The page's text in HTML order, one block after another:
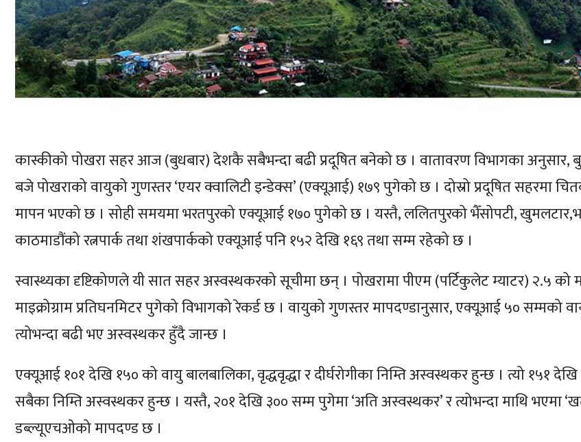
कास्कीको पोखरा सहर आज (बुधबार) देशकै सबैभन्दा बढी प्रदूषित बनेको छ । वातावरण विभागका अनुसार,
बजे पोखराको वायुको गुणस्तर ‘एयर क्वालिटी इन्डेक्स’ (एक्यूआई) १७९ पुगेको छ । दोस्रो प्रदूषित सहरमा
मापन भएको छ । सोही समयमा भरतपुरको एक्यूआई १७० पुगेको छ । यस्तै, ललितपुरको भैँसोपटी,
काठमाडौंको रत्नपार्क तथा शंखपार्कको एक्यूआई पनि १५२ देखि १६९ तथा सम्म रहेको छ ।
स्वास्थ्यका दृष्टिकोणले यी सात सहर अस्वस्थकरको सूचीमा छन् । पोखरामा पीएम (पर्टिकुलेट म्याटर) २.५ को
माइक्रोग्राम प्रतिघनमिटर पुगेको विभागको रेकर्ड छ । वायुको गुणस्तर मापदण्डानुसार, एक्यूआई ५० सम्मको
त्योभन्दा बढी भए अस्वस्थकर हुँदै जान्छ ।
एक्यूआई १०१ देखि १५० को वायु बालबालिका, वृद्धवृद्धा र दीर्घरोगीका निम्ति अस्वस्थकर हुन्छ । त्यो १५१
सबैका निम्ति अस्वस्थकर हुन्छ । यस्तै, २०१ देखि ३०० सम्म पुगेमा ‘अति अस्वस्थकर’ र त्योभन्दा माथि भएमा
डब्ल्यूएचओको मापदण्ड छ ।